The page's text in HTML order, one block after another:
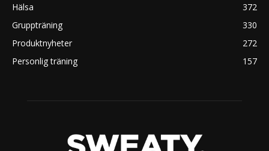
Hälsa
372
Gruppträning
330
Produktnyheter
272
Personlig träning
157